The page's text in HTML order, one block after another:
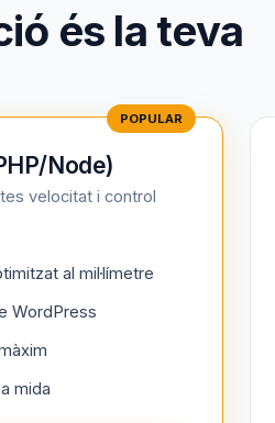
és la teva
Node)
velocitat i control
al mil·límetre
WordPress
mida